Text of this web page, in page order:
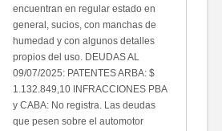
encuentran en regular estado en
general, sucios, con manchas de
humedad y con algunos detalles
propios del uso. DEUDAS AL
09/07/2025: PATENTES ARBA: $
1.132.849,10 INFRACCIONES PBA
y CABA: No registra. Las deudas
que pesen sobre el automotor